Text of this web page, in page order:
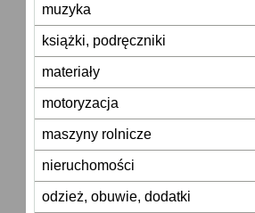
muzyka
książki, podręczniki
materiały
motoryzacja
maszyny rolnicze
nieruchomości
odzież, obuwie, dodatki